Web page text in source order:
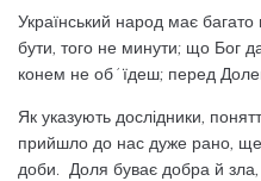
Український народ має
бути, того не минути; що Бог
конем не об´їдеш; перед
Як указують дослідники,
прийшло до нас дуже рано,
доби. Доля буває добра й зла,